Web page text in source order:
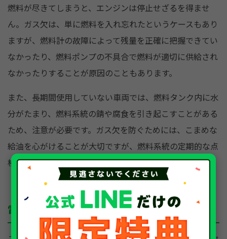
燃料が尽きてしまうと、エンジンは停止せざるを得ませ
ん。ガス欠は、単に燃料を入れ忘れたというケースもあり
ますが、燃料計の故障によって残量を正確に把握できてい
なかったり、燃料ポンプの不具合で燃料が適切に供給され
なかったりすることが原因のこともあります。
また、長期間使用していない車両では、燃料タンク内に水
分がたまり、燃料系統の錆や腐食を引き起こすことがある
ため、注意が必要です。ガス欠を防ぐためには、こまめな
給油を心がけることが大切ですが、燃料系統の定期的な点
検も欠かせません。
電気系統のトラブル